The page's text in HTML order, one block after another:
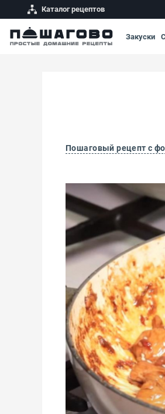
Каталог рецептов
Закуски
Пошаговый рецепт с
Индейка с овощами,